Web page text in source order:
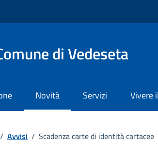
di Vedeseta
Novità Servizi Vivere
/ Avvisi / Scadenza carte di identità cartacee